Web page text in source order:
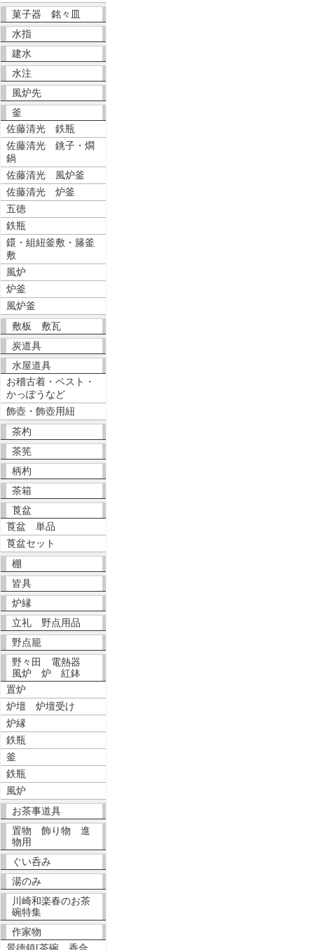
菓子器 銘々皿
水指
建水
水注
風炉先
釜
佐藤清光 鉄瓶
佐藤清光 銚子・燗
鍋
佐藤清光 風炉釜
佐藤清光 炉釜
五徳
鉄瓶
鐶・組紐釜敷・籐釜
敷
風炉
炉釜
風炉釜
敷板 敷瓦
炭道具
水屋道具
お稽古着・ベスト・
かっぽうなど
飾壺・飾壺用紐
茶杓
茶筅
柄杓
茶箱
莨盆
莨盆 単品
莨盆セット
棚
皆具
炉縁
立礼 野点用品
野点籠
野々田 電熱器
風炉 炉 紅鉢
置炉
炉壇 炉壇受け
炉縁
鉄瓶
釜
鉄瓶
風炉
お茶事道具
置物 飾り物 進
物用
ぐい呑み
湯のみ
川崎和楽春のお茶
碗特集
作家物